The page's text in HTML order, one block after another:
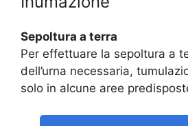
Sepoltura a terra
Per effettuare la sepoltura a
dell’urna necessaria,
solo in alcune aree